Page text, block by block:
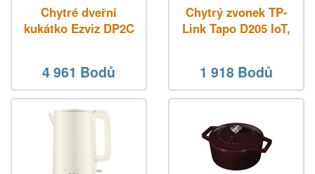
Chytré dveřní
kukátko Ezviz DP2C
PIR, LCD 4,3", šedý
4 961 Bodů
Chytrý zvonek TP-
Link Tapo D205 IoT,
1 918 Bodů